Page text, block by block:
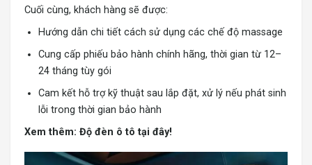
Cuối cùng, khách hàng sẽ được:
Hướng dẫn chi tiết cách sử dụng các chế độ massage
Cung cấp phiếu bảo hành chính hãng, thời gian từ 12–
24 tháng tùy gói
Cam kết hỗ trợ kỹ thuật sau lắp đặt, xử lý nếu phát sinh
lỗi trong thời gian bảo hành
Xem thêm: Độ đèn ô tô tại đây!